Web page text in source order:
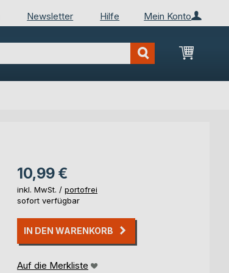
Mein Konto
Newsletter Hilfe
Mein
10,99 €
inkl. MwSt. / portofrei
sofort verfügbar
IN DEN WARENKORB
Auf die Merkliste